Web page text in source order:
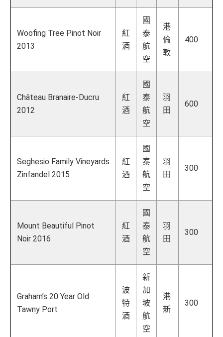
Woofing Tree Pinot Noir
2013
紅
酒
國
泰
航
空
港
倫
敦
400
Château Branaire-Ducru
2012
紅
酒
國
泰
航
空
羽
田
600
Seghesio Family Vineyards
Zinfandel 2015
紅
酒
國
泰
航
空
羽
田
300
Mount Beautiful Pinot
Noir 2016
紅
酒
國
泰
航
空
羽
田
300
Graham’s 20 Year Old
Tawny Port
波
特
酒
新
加
坡
航
空
港
新
300